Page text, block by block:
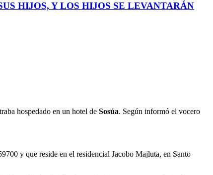
HIJOS, Y LOS HIJOS SE LEVANTARÁN
hospedado en un hotel de Sosúa. Según informó el vocero
y que reside en el residencial Jacobo Majluta, en Santo